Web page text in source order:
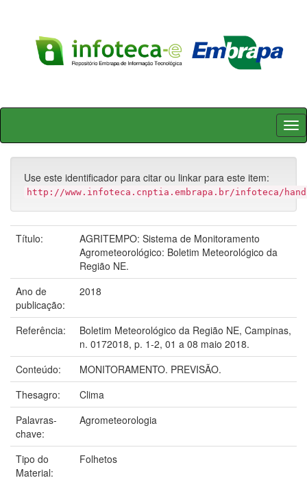
Skip
Use este identificador para citar ou linkar para este item:
http://www.infoteca.cnptia.embrapa.br/infoteca/
Título:
AGRITEMPO: Sistema de Monitoramento
Agrometeorológico: Boletim Meteorológico da
Região NE.
Ano de
publicação:
2018
Referência:
Boletim Meteorológico da Região NE, Campinas,
n. 0172018, p. 1-2, 01 a 08 maio 2018.
Conteúdo:
MONITORAMENTO. PREVISÃO.
Thesagro:
Clima
Palavras-
chave:
Agrometeorologia
Tipo do
Material:
Folhetos